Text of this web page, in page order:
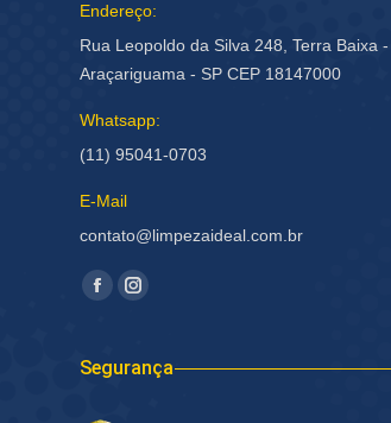
Endereço:
Rua Leopoldo da Silva 248, Terra Baixa -
Araçariguama - SP CEP 18147000
Whatsapp:
(11) 95041-0703
E-Mail
contato@limpezaideal.com.br
Encontre-nos em:
Facebook
abre
Instagram
abre
Segurança